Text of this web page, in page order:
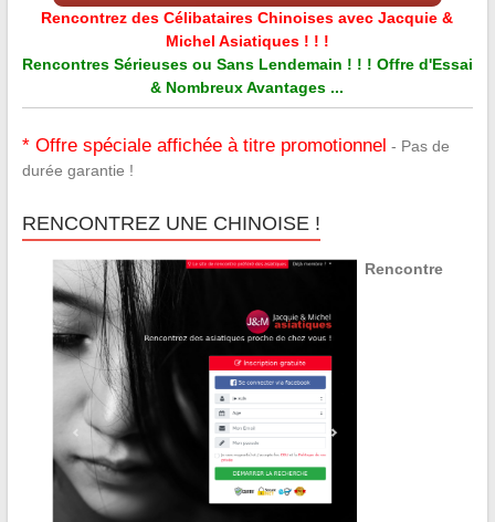
Rencontrez des Célibataires Chinoises avec Jacquie &
Michel Asiatiques ! ! !
Rencontres Sérieuses ou Sans Lendemain ! ! ! Offre d'Essai
& Nombreux Avantages ...
* Offre spéciale affichée à titre promotionnel - Pas de
durée garantie !
RENCONTREZ UNE CHINOISE !
Rencontre